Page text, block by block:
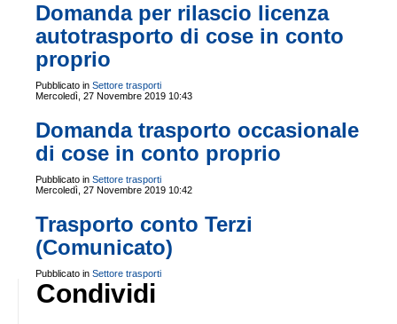
Domanda per rilascio licenza
autotrasporto di cose in conto
proprio
Pubblicato in Settore trasporti
Mercoledì, 27 Novembre 2019 10:43
Domanda trasporto occasionale
di cose in conto proprio
Pubblicato in Settore trasporti
Mercoledì, 27 Novembre 2019 10:42
Trasporto conto Terzi
(Comunicato)
Pubblicato in Settore trasporti
Condividi